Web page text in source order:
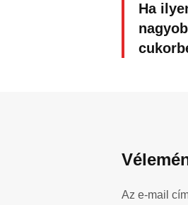
Ha
Az e-mail